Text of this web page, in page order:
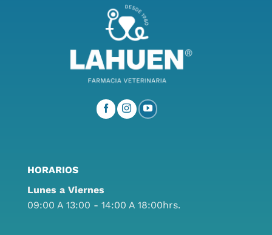
HORARIOS
Lunes a Viernes
09:00 A 13:00 - 14:00 A 18:00hrs.